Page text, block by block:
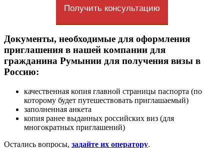
Получить консультацию
Документы, необходимые для оформления
приглашения в нашей компании для
гражданина Румынии для получения визы в
Россию:
качественная копия главной страницы паспорта (по
которому будет путешествовать приглашаемый)
заполненная анкета
копия ранее выданных российских виз (для
многократных приглашений)
Остались вопросы, задайте их оператору.